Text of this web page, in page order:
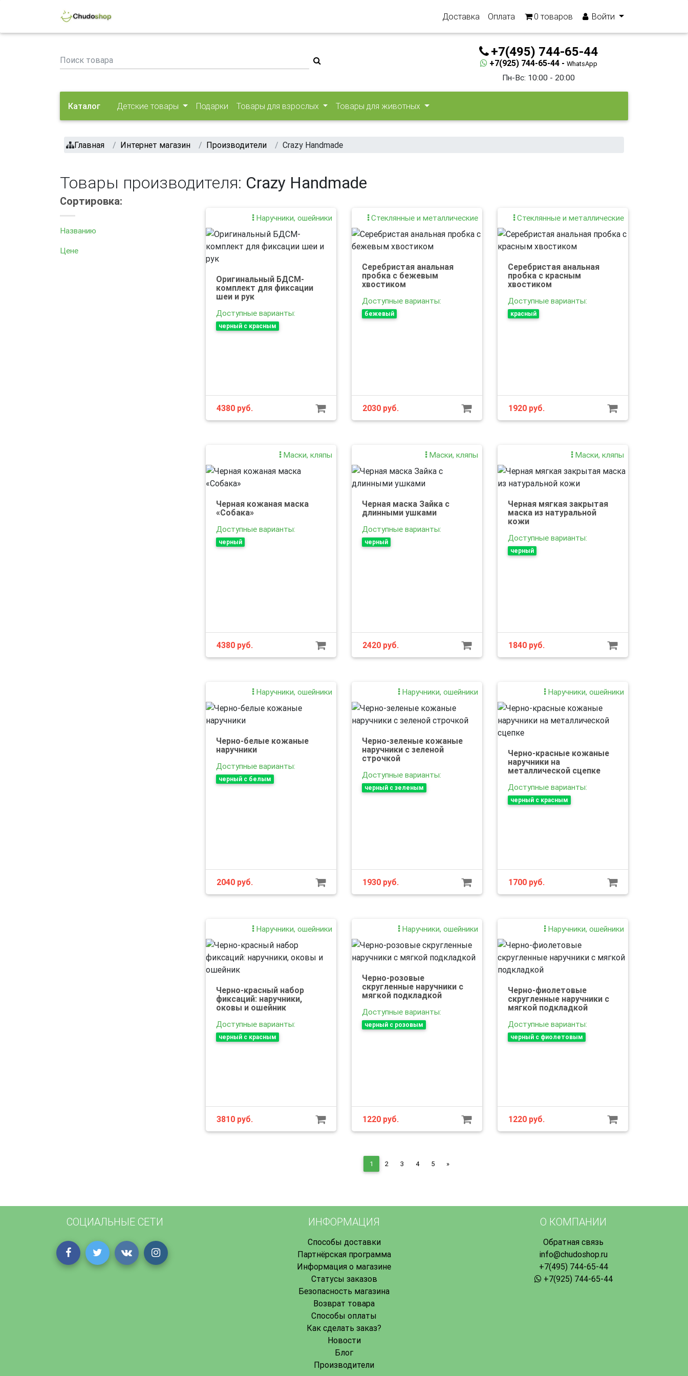
Доставка Оплата 0 товаров Войти
+7(495) 744-65-44
+7(925) 744-65-44 - WhatsApp
Пн-Вс: 10:00 - 20:00
Каталог Детские товары Подарки Товары для взрослых Товары для животных
Главная Интернет магазин Производители Crazy Handmade
Товары производителя: Crazy Handmade
Сортировка:
Названию
Цене
Наручники, ошейники
Оригинальный БДСМ-
комплект для фиксации
шеи и рук
Доступные варианты:
черный с красным
4380 руб.
Стеклянные и металлические
Серебристая анальная
пробка с бежевым
хвостиком
Доступные варианты:
бежевый
2030руб.
Стеклянные и металлические
Серебристая анальная
пробка с красным
хвостиком
Доступные варианты:
красный
1920руб.
Маски, кляпы
Черная кожаная маска
«Собака»
Доступные варианты:
черный
4380 руб.
Маски, кляпы
Черная маска Зайка с
длинными ушками
Доступные варианты:
черный
2420руб.
Маски, кляпы
Черная мягкая закрытая
маска из натуральной
кожи
Доступные варианты:
черный
1840руб.
Наручники, ошейники
Черно-белые кожаные
наручники
Доступные варианты:
черный с белым
2040 руб.
Наручники, ошейники
Черно-зеленые кожаные
наручники с зеленой
строчкой
Доступные варианты:
черный с зеленым
1930руб.
Наручники, ошейники
Черно-красные кожаные
наручники на
металлической сцепке
Доступные варианты:
черный с красным
1700руб.
Наручники, ошейники
Черно-красный набор
фиксаций: наручники,
оковы и ошейник
Доступные варианты:
черный с красным
3810 руб.
Наручники, ошейники
Черно-розовые
скругленные наручники с
мягкой подкладкой
Доступные варианты:
черный с розовым
1220руб.
Наручники, ошейники
Черно-фиолетовые
скругленные наручники с
мягкой подкладкой
Доступные варианты:
черный с фиолетовым
1220руб.
1 2 3 4 5 »Next
СОЦИАЛЬНЫЕ СЕТИ ИНФОРМАЦИЯ
Способы доставки
Партнёрская программа
Информация о магазине
Статусы заказов
Безопасность магазина
Возврат товара
Способы оплаты
Как сделать заказ?
Новости
Блог
Производители
О КОМПАНИИ
Обратная связь
info@chudoshop.ru
+7(495) 744-65-44
+7(925) 744-65-44